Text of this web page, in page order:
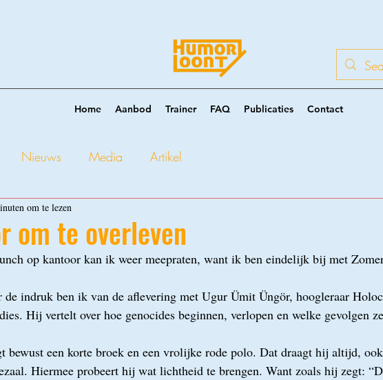
Home Aanbod Trainer FAQ Publicaties Contact
Nieuws Media Artikel
om te overleven
om te lezen
op kantoor kan ik weer meepraten, want ik ben eindelijk bij met
de indruk ben ik van de aflevering met Ugur Ümit Üngör, hoogleraar
Hij vertelt over hoe genocides beginnen, verlopen en welke gevolgen
bewust een korte broek en een vrolijke rode polo. Dat draagt hij altijd,
Hiermee probeert hij wat lichtheid te brengen. Want zoals hij zegt: